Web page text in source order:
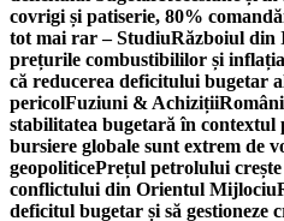
covrigi și patiserie, 80%
tot mai rar – StudiuRăzboiul din
prețurile combustibililor și
că reducerea deficitului bugetar
pericolFuziuni & Achiziții
stabilitatea bugetară în contextul
bursiere globale sunt extrem de
geopoliticePrețul petrolului
conflictului din Orientul Mijlociu
deficitul bugetar și să gestioneze